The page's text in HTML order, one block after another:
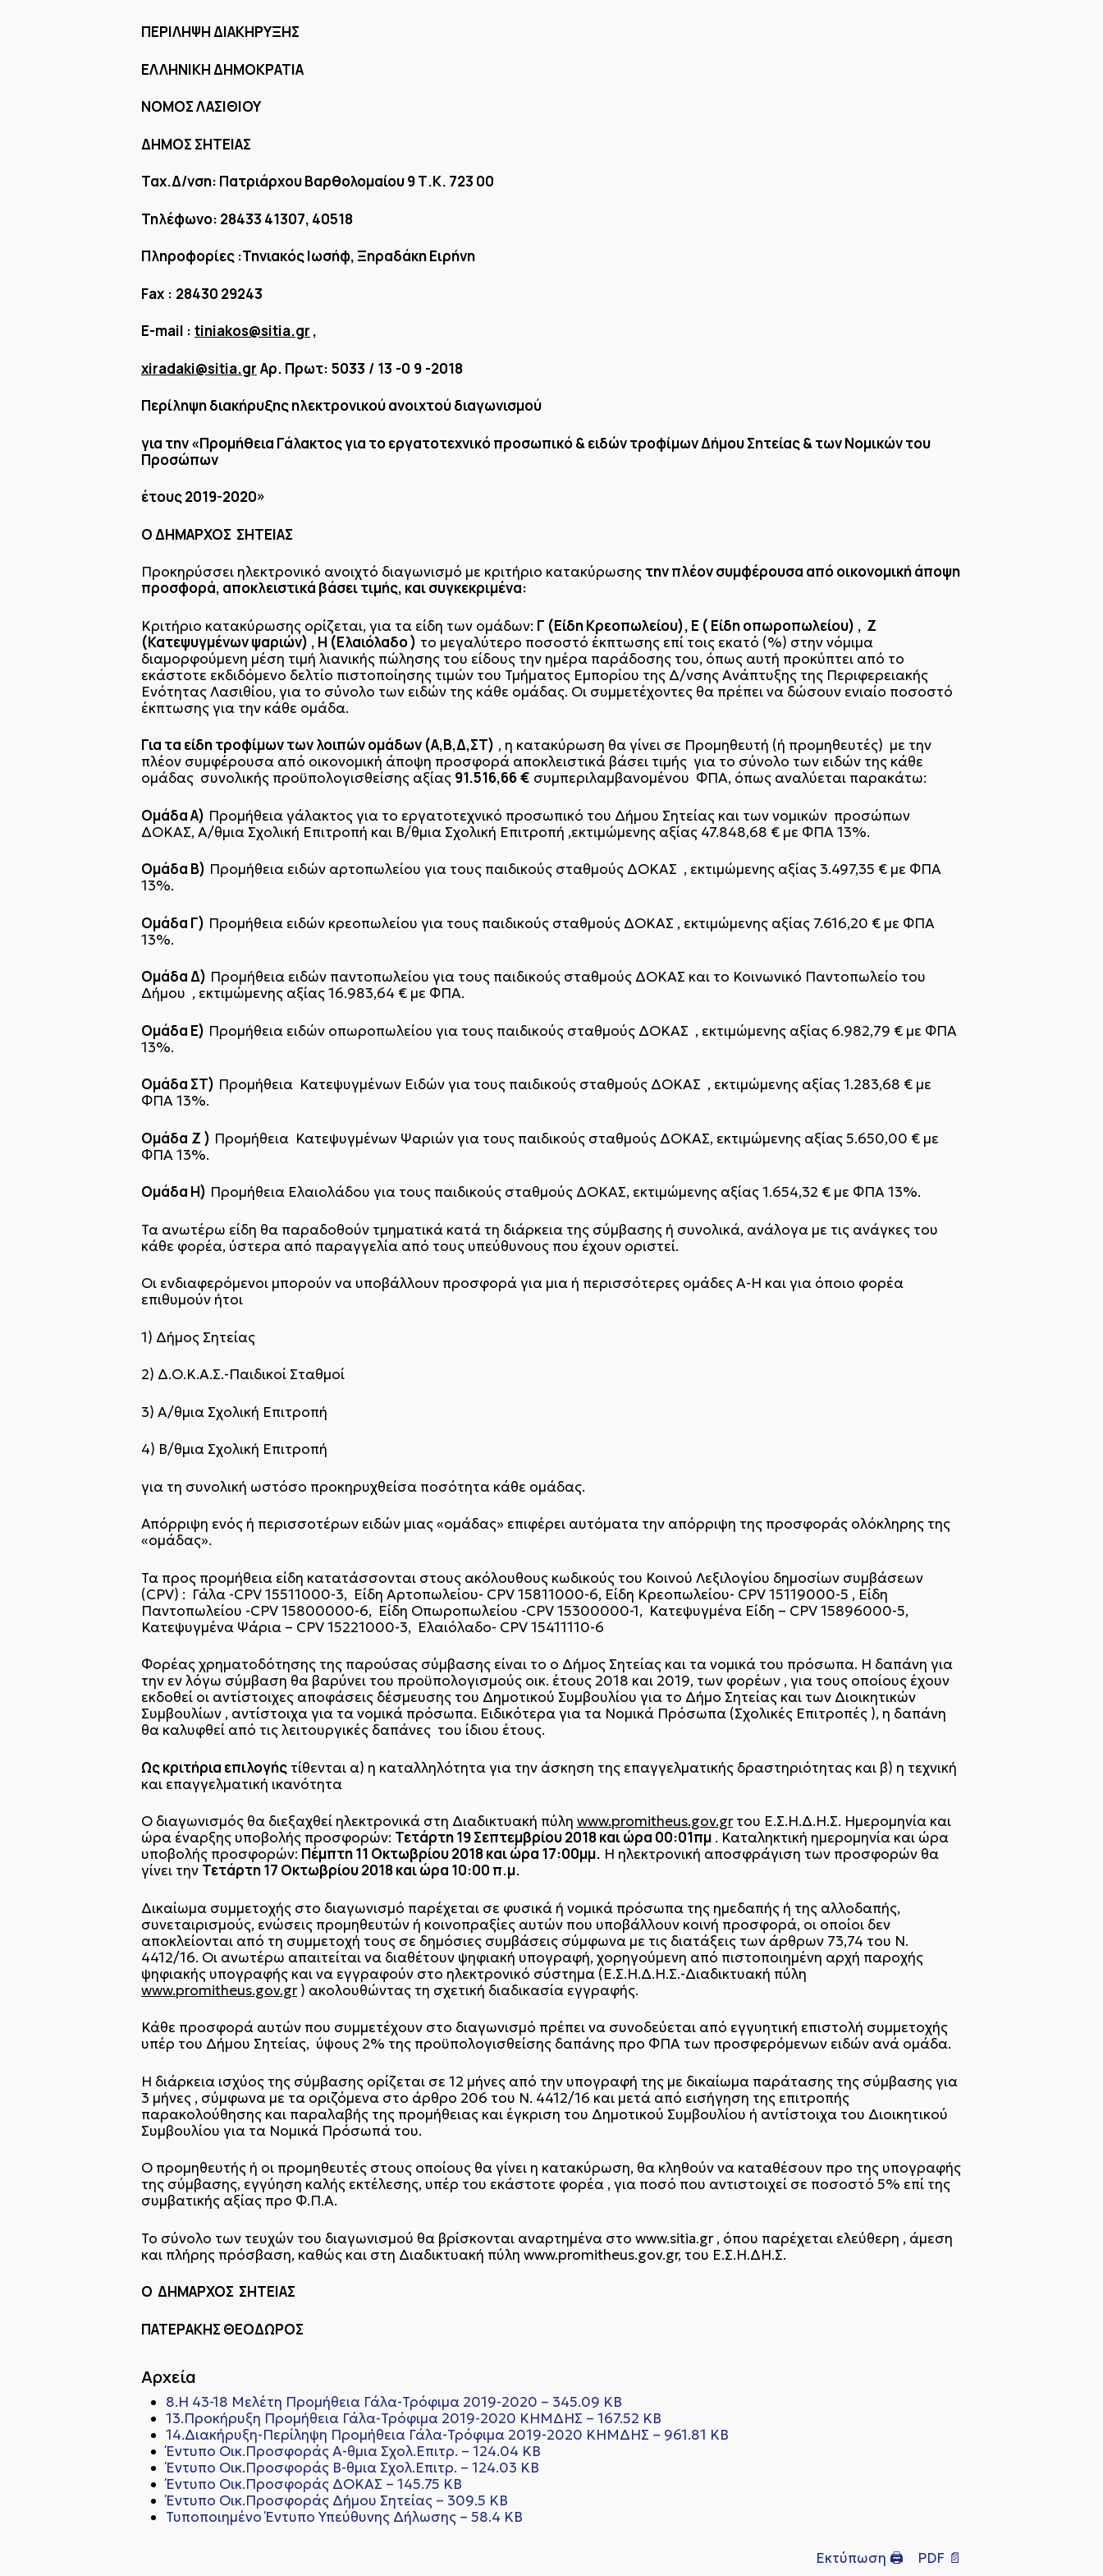
ΠΕΡΙΛΗΨΗ ΔΙΑΚΗΡΥΞΗΣ
ΕΛΛΗΝΙΚΗ ΔΗΜΟΚΡΑΤΙΑ
ΝΟΜΟΣ ΛΑΣΙΘΙΟΥ
ΔΗΜΟΣ ΣΗΤΕΙΑΣ
Ταχ.Δ/νση: Πατριάρχου Βαρθολομαίου 9 Τ.Κ. 723 00
Τηλέφωνο: 28433 41307, 40518
Πληροφορίες :Τηνιακός Ιωσήφ, Ξηραδάκη Ειρήνη
Fax : 28430 29243
E-mail : tiniakos@sitia.gr ,
xiradaki@sitia.gr Αρ. Πρωτ: 5033 / 13 -0 9 -2018
Περίληψη διακήρυξης ηλεκτρονικού ανοιχτού διαγωνισμού
για την «Προμήθεια Γάλακτος για το εργατοτεχνικό προσωπικό & ειδών τροφίμων Δήμου Σητείας & των Νομικών του
Προσώπων
έτους 2019-2020»
Ο ΔΗΜΑΡΧΟΣ ΣΗΤΕΙΑΣ
Προκηρύσσει ηλεκτρονικό ανοιχτό διαγωνισμό με κριτήριο κατακύρωσης την πλέον συμφέρουσα από οικονομική άποψη
προσφορά, αποκλειστικά βάσει τιμής, και συγκεκριμένα:
Κριτήριο κατακύρωσης ορίζεται, για τα είδη των ομάδων: Γ (Είδη Κρεοπωλείου), Ε ( Είδη οπωροπωλείου) , Ζ
(Κατεψυγμένων ψαριών) , Η (Ελαιόλαδο ) το μεγαλύτερο ποσοστό έκπτωσης επί τοις εκατό (%) στην νόμιμα
διαμορφούμενη μέση τιμή λιανικής πώλησης του είδους την ημέρα παράδοσης του, όπως αυτή προκύπτει από το
εκάστοτε εκδιδόμενο δελτίο πιστοποίησης τιμών του Τμήματος Εμπορίου της Δ/νσης Ανάπτυξης της Περιφερειακής
Ενότητας Λασιθίου, για το σύνολο των ειδών της κάθε ομάδας. Οι συμμετέχοντες θα πρέπει να δώσουν ενιαίο ποσοστό
έκπτωσης για την κάθε ομάδα.
Για τα είδη τροφίμων των λοιπών ομάδων (Α,Β,Δ,ΣΤ) , η κατακύρωση θα γίνει σε Προμηθευτή (ή προμηθευτές) με την
πλέον συμφέρουσα από οικονομική άποψη προσφορά αποκλειστικά βάσει τιμής για το σύνολο των ειδών της κάθε
ομάδας συνολικής προϋπολογισθείσης αξίας 91.516,66€ συμπεριλαμβανομένου ΦΠΑ, όπως αναλύεται παρακάτω:
Ομάδα Α) Προμήθεια γάλακτος για το εργατοτεχνικό προσωπικό του Δήμου Σητείας και των νομικών προσώπων
ΔΟΚΑΣ, Α/θμια Σχολική Επιτροπή και Β/θμια Σχολική Επιτροπή ,εκτιμώμενης αξίας 47.848,68 € με ΦΠΑ 13%.
Ομάδα Β) Προμήθεια ειδών αρτοπωλείου για τους παιδικούς σταθμούς ΔΟΚΑΣ , εκτιμώμενης αξίας 3.497,35 € με ΦΠΑ
13%.
Ομάδα Γ) Προμήθεια ειδών κρεοπωλείου για τους παιδικούς σταθμούς ΔΟΚΑΣ , εκτιμώμενης αξίας 7.616,20 € με ΦΠΑ
13%.
Ομάδα Δ) Προμήθεια ειδών παντοπωλείου για τους παιδικούς σταθμούς ΔΟΚΑΣ και το Κοινωνικό Παντοπωλείο του
Δήμου , εκτιμώμενης αξίας 16.983,64 € με ΦΠΑ.
Ομάδα Ε) Προμήθεια ειδών οπωροπωλείου για τους παιδικούς σταθμούς ΔΟΚΑΣ , εκτιμώμενης αξίας 6.982,79 € με ΦΠΑ
13%.
Ομάδα ΣΤ) Προμήθεια Κατεψυγμένων Ειδών για τους παιδικούς σταθμούς ΔΟΚΑΣ , εκτιμώμενης αξίας 1.283,68 € με
ΦΠΑ 13%.
Ομάδα Z ) Προμήθεια Κατεψυγμένων Ψαριών για τους παιδικούς σταθμούς ΔΟΚΑΣ, εκτιμώμενης αξίας 5.650,00 € με
ΦΠΑ 13%.
Ομάδα Η) Προμήθεια Ελαιολάδου για τους παιδικούς σταθμούς ΔΟΚΑΣ, εκτιμώμενης αξίας 1.654,32 € με ΦΠΑ 13%.
Τα ανωτέρω είδη θα παραδοθούν τμηματικά κατά τη διάρκεια της σύμβασης ή συνολικά, ανάλογα με τις ανάγκες του
κάθε φορέα, ύστερα από παραγγελία από τους υπεύθυνους που έχουν οριστεί.
Οι ενδιαφερόμενοι μπορούν να υποβάλλουν προσφορά για μια ή περισσότερες ομάδες Α-Η και για όποιο φορέα
επιθυμούν ήτοι
1) Δήμος Σητείας
2) Δ.Ο.Κ.Α.Σ.-Παιδικοί Σταθμοί
3) Α/θμια Σχολική Επιτροπή
4) Β/θμια Σχολική Επιτροπή
για τη συνολική ωστόσο προκηρυχθείσα ποσότητα κάθε ομάδας.
Απόρριψη ενός ή περισσοτέρων ειδών μιας «ομάδας» επιφέρει αυτόματα την απόρριψη της προσφοράς ολόκληρης της
«ομάδας».
Τα προς προμήθεια είδη κατατάσσονται στους ακόλουθους κωδικούς του Κοινού Λεξιλογίου δημοσίων συμβάσεων
(CPV) : Γάλα -CPV 15511000-3, Είδη Αρτοπωλείου- CPV 15811000-6, Είδη Κρεοπωλείου- CPV 15119000-5 , Είδη
Παντοπωλείου -CPV 15800000-6, Είδη Οπωροπωλείου -CPV 15300000-1, Κατεψυγμένα Είδη – CPV 15896000-5,
Κατεψυγμένα Ψάρια – CPV 15221000-3, Ελαιόλαδο- CPV 15411110-6
Φορέας χρηματοδότησης της παρούσας σύμβασης είναι το ο Δήμος Σητείας και τα νομικά του πρόσωπα. Η δαπάνη για
την εν λόγω σύμβαση θα βαρύνει του προϋπολογισμούς οικ. έτους 2018 και 2019, των φορέων , για τους οποίους έχουν
εκδοθεί οι αντίστοιχες αποφάσεις δέσμευσης του Δημοτικού Συμβουλίου για το Δήμο Σητείας και των Διοικητικών
Συμβουλίων , αντίστοιχα για τα νομικά πρόσωπα. Ειδικότερα για τα Νομικά Πρόσωπα (Σχολικές Επιτροπές ), η δαπάνη
θα καλυφθεί από τις λειτουργικές δαπάνες του ίδιου έτους.
Ως κριτήρια επιλογής τίθενται α) η καταλληλότητα για την άσκηση της επαγγελματικής δραστηριότητας και β) η τεχνική
και επαγγελματική ικανότητα
Ο διαγωνισμός θα διεξαχθεί ηλεκτρονικά στη Διαδικτυακή πύλη www.promitheus.gov.grτου Ε.Σ.Η.Δ.Η.Σ. Ημερομηνία και
ώρα έναρξης υποβολής προσφορών: Τετάρτη 19 Σεπτεμβρίου 2018 και ώρα 00:01πμ . Καταληκτική ημερομηνία και ώρα
υποβολής προσφορών: Πέμπτη 11 Οκτωβρίου 2018 και ώρα 17:00μμ. Η ηλεκτρονική αποσφράγιση των προσφορών θα
γίνει την Τετάρτη 17 Οκτωβρίου 2018 και ώρα 10:00 π.μ.
Δικαίωμα συμμετοχής στο διαγωνισμό παρέχεται σε φυσικά ή νομικά πρόσωπα της ημεδαπής ή της αλλοδαπής,
συνεταιρισμούς, ενώσεις προμηθευτών ή κοινοπραξίες αυτών που υποβάλλουν κοινή προσφορά, οι οποίοι δεν
αποκλείονται από τη συμμετοχή τους σε δημόσιες συμβάσεις σύμφωνα με τις διατάξεις των άρθρων 73,74 του Ν.
4412/16. Οι ανωτέρω απαιτείται να διαθέτουν ψηφιακή υπογραφή, χορηγούμενη από πιστοποιημένη αρχή παροχής
ψηφιακής υπογραφής και να εγγραφούν στο ηλεκτρονικό σύστημα (Ε.Σ.Η.Δ.Η.Σ.-Διαδικτυακή πύλη
www.promitheus.gov.gr) ακολουθώντας τη σχετική διαδικασία εγγραφής.
Κάθε προσφορά αυτών που συμμετέχουν στο διαγωνισμό πρέπει να συνοδεύεται από εγγυητική επιστολή συμμετοχής
υπέρ του Δήμου Σητείας, ύψους 2% της προϋπολογισθείσης δαπάνης προ ΦΠΑ των προσφερόμενων ειδών ανά ομάδα.
Η διάρκεια ισχύος της σύμβασης ορίζεται σε 12 μήνες από την υπογραφή της με δικαίωμα παράτασης της σύμβασης για
3 μήνες , σύμφωνα με τα οριζόμενα στο άρθρο 206 του Ν. 4412/16 και μετά από εισήγηση της επιτροπής
παρακολούθησης και παραλαβής της προμήθειας και έγκριση του Δημοτικού Συμβουλίου ή αντίστοιχα του Διοικητικού
Συμβουλίου για τα Νομικά Πρόσωπά του.
Ο προμηθευτής ή οι προμηθευτές στους οποίους θα γίνει η κατακύρωση, θα κληθούν να καταθέσουν προ της υπογραφής
της σύμβασης, εγγύηση καλής εκτέλεσης, υπέρ του εκάστοτε φορέα , για ποσό που αντιστοιχεί σε ποσοστό 5% επί της
συμβατικής αξίας προ Φ.Π.Α.
Το σύνολο των τευχών του διαγωνισμού θα βρίσκονται αναρτημένα στο www.sitia.gr , όπου παρέχεται ελεύθερη , άμεση
και πλήρης πρόσβαση, καθώς και στη Διαδικτυακή πύλη www.promitheus.gov.gr, του Ε.Σ.Η.ΔΗ.Σ.
Ο ΔΗΜΑΡΧΟΣ ΣΗΤΕΙΑΣ
ΠΑΤΕΡΑΚΗΣ ΘΕΟΔΩΡΟΣ
Αρχεία
8.Η 43-18 Μελέτη Προμήθεια Γάλα-Τρόφιμα 2019-2020 – 345.09 KB
13.Προκήρυξη Προμήθεια Γάλα-Τρόφιμα 2019-2020 ΚΗΜΔΗΣ – 167.52 KB
14.Διακήρυξη-Περίληψη Προμήθεια Γάλα-Τρόφιμα 2019-2020 ΚΗΜΔΗΣ – 961.81 KB
Έντυπο Οικ.Προσφοράς Α-θμια Σχολ.Επιτρ. – 124.04 KB
Έντυπο Οικ.Προσφοράς Β-θμια Σχολ.Επιτρ. – 124.03 KB
Έντυπο Οικ.Προσφοράς ΔΟΚΑΣ – 145.75 KB
Έντυπο Οικ.Προσφοράς Δήμου Σητείας – 309.5 KB
Τυποποιημένο Έντυπο Υπεύθυνης Δήλωσης – 58.4 KB
Εκτύπωση 🖨 PDF 📄